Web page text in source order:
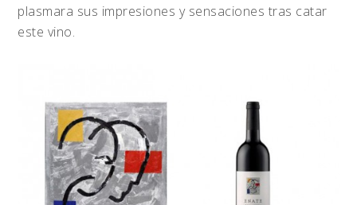
plasmara sus impresiones y sensaciones tras catar
este vino.